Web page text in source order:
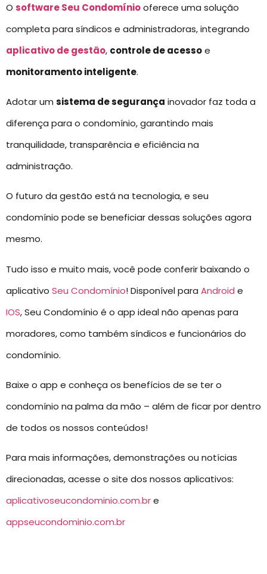
O software Seu Condomíniooferece uma solução
completa para síndicos e administradoras, integrando
aplicativo de gestão, controle de acessoe
monitoramento inteligente.
Adotar um sistema de segurança inovador faz toda a
diferença para o condomínio, garantindo mais
tranquilidade, transparência e eficiência na
administração.
O futuro da gestão está na tecnologia, e seu
condomínio pode se beneficiar dessas soluções agora
mesmo.
Tudo isso e muito mais, você pode conferir baixando o
aplicativo Seu Condomínio! Disponível para Android e
IOS, Seu Condomínio é o app ideal não apenas para
moradores, como também síndicos e funcionários do
condomínio.
Baixe o app e conheça os benefícios de se ter o
condomínio na palma da mão – além de ficar por dentro
de todos os nossos conteúdos!
Para mais informações, demonstrações ou notícias
direcionadas, acesse o site dos nossos aplicativos:
aplicativoseucondominio.com.bre
appseucondominio.com.br